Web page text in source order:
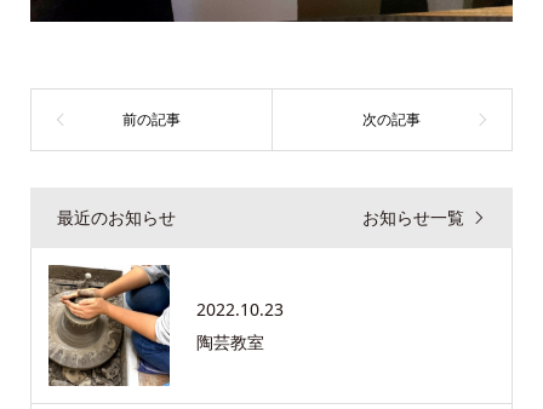
最近のお知らせ お知らせ一覧
2022.10.23
陶芸教室